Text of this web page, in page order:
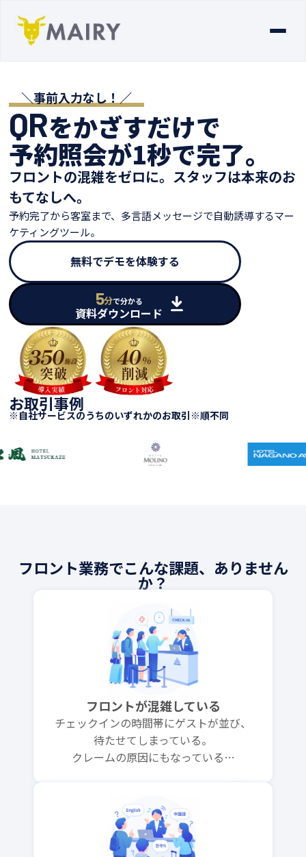
＼事前入力なし！／
QRをかざすだけで
予約照会が1秒で完了。
フロントの混雑をゼロに。 スタッフは本来のお
もてなしへ。
予約完了から客室まで、多言語メッセージで自動誘導するマー
ケティングツール。
無料でデモを体験する
5分で分かる
資料ダウンロード
お取引事例
※自社サービスのうちのいずれかのお取引※順不同
フロント業務でこんな課題、ありません
か？
フロントが混雑している
チェックインの時間帯にゲストが並び、
待たせてしまっている。
クレームの原因にもなっている…